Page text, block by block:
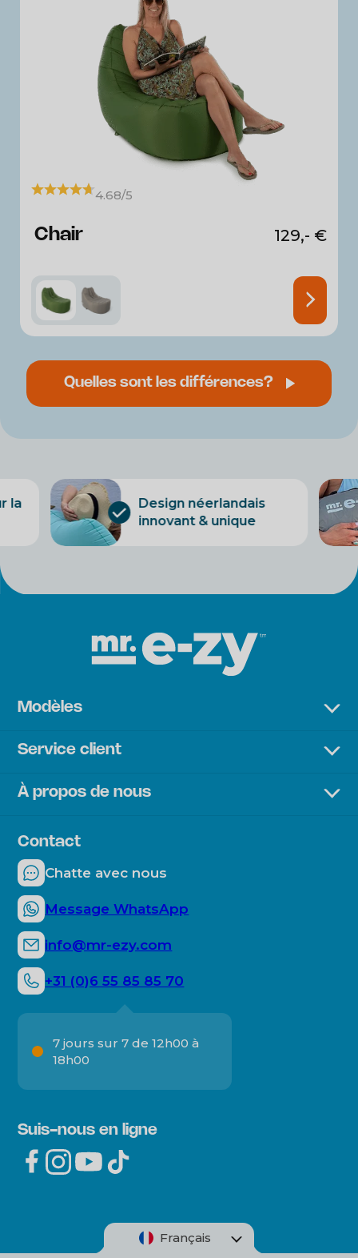
4.68/5
Chair 129,- €
Quelles sont les différences?
la
Design néerlandais
innovant & unique
Modèles
Sunbed
Service client
Retours
Comment fonctionne le Mr. E-ZY ?
À propos de nous
Durabilité
Mr. E-ZY moments
Contact
Chatte avec nous
Message WhatsApp
info@mr-ezy.com
+31 (0)6 55 85 85 70
7 jours sur 7 de 12h00 à
18h00
Suis-nous en ligne
Français